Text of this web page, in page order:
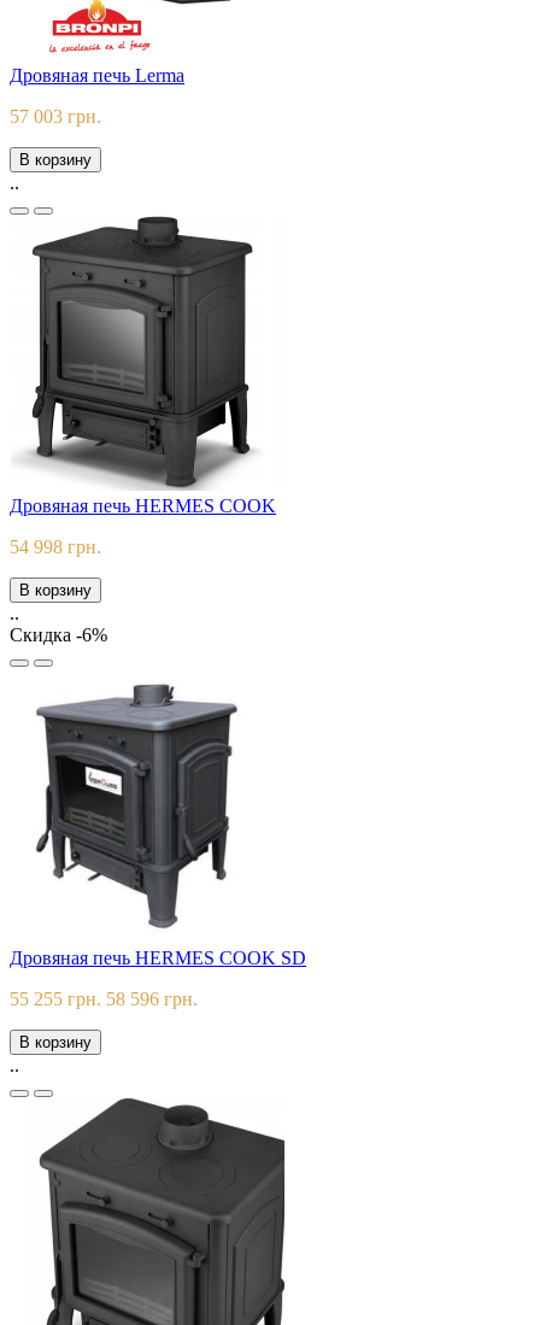
Дровяная печь Lerma
57 003 грн.
В корзину
..
Дровяная печь HERMES COOK
54 998 грн.
В корзину
..
Скидка -6%
Дровяная печь HERMES COOK SD
55 255 грн. 58 596 грн.
В корзину
..